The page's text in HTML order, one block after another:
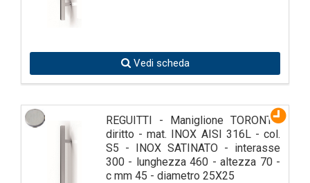
Vedi scheda
REGUITTI - Maniglione TORONTO
diritto - mat. INOX AISI 316L - col.
S5 - INOX SATINATO - interasse
300 - lunghezza 460 - altezza 70 -
c mm 45 - diametro 25X25